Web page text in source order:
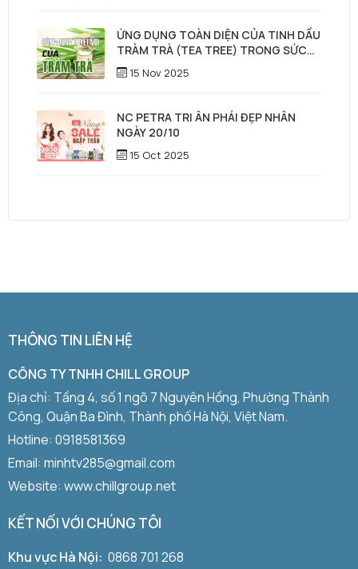
ỨNG DỤNG TOÀN DIỆN CỦA TINH DẦU
TRÀM TRÀ (TEA TREE) TRONG SỨC
KHỎE, LÀM ĐẸP & CHĂM SÓC TÓC –
DA ĐẦU
15 Nov 2025
NC PETRA TRI ÂN PHÁI ĐẸP NHÂN
NGÀY 20/10
15 Oct 2025
THÔNG TIN LIÊN HỆ
CÔNG TY TNHH CHILL GROUP
Địa chỉ: Tầng 4, số 1 ngõ 7 Nguyên Hồng, Phường Thành
Công, Quận Ba Đình, Thành phố Hà Nội, Việt Nam.
Hotline: 0918581369
Email: minhtv285@gmail.com
Website: www.chillgroup.net
KẾT NỐI VỚI CHÚNG TÔI
Khu vực Hà Nội: 0868 701 268